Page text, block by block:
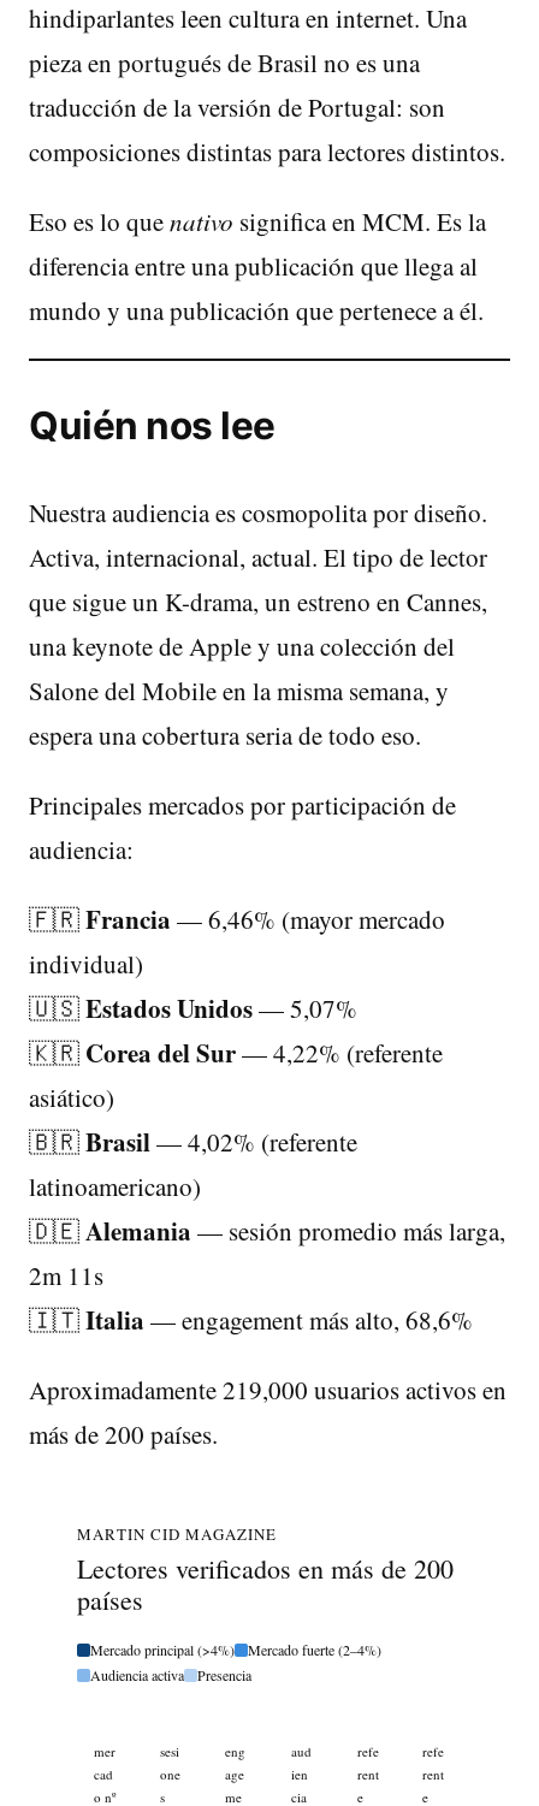
hindiparlantes leen cultura en internet. Una
pieza en portugués de Brasil no es una
traducción de la versión de Portugal: son
composiciones distintas para lectores distintos.
Eso es lo quenativo significa en MCM. Es la
diferencia entre una publicación que llega al
mundo y una publicación que pertenece a él.
Quién nos lee
Nuestra audiencia es cosmopolita por diseño.
Activa, internacional, actual. El tipo de lector
que sigue un K-drama, un estreno en Cannes,
una keynote de Apple y una colección del
Salone del Mobile en la misma semana, y
espera una cobertura seria de todo eso.
Principales mercados por participación de
audiencia:
🇫🇷Francia — 6,46% (mayor mercado
individual)
🇺🇸Estados Unidos— 5,07%
🇰🇷 Corea del Sur— 4,22% (referente
asiático)
🇧🇷Brasil— 4,02% (referente
latinoamericano)
🇩🇪Alemania — sesión promedio más larga,
2m 11s
🇮🇹Italia — engagement más alto, 68,6%
Aproximadamente 219,000 usuarios activos en
más de 200 países.
MARTIN CID MAGAZINE
Lectores verificados en más de 200
países
Mercado principal (>4%)
Mercado fuerte (2–4%)
Audiencia activa
Presencia
mer
cad
o nº
sesi
one
s
eng
age
me
aud
ien
cia
refe
rent
e
refe
rent
e